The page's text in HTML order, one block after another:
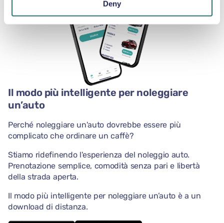
Deny
Il modo più intelligente per noleggiare
un’auto
Perché noleggiare un'auto dovrebbe essere più
complicato che ordinare un caffè?
Stiamo ridefinendo l'esperienza del noleggio auto.
Prenotazione semplice, comodità senza pari e libertà
della strada aperta.
Il modo più intelligente per noleggiare un’auto è a un
download di distanza.